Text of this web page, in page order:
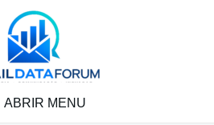
ABRIR MENU